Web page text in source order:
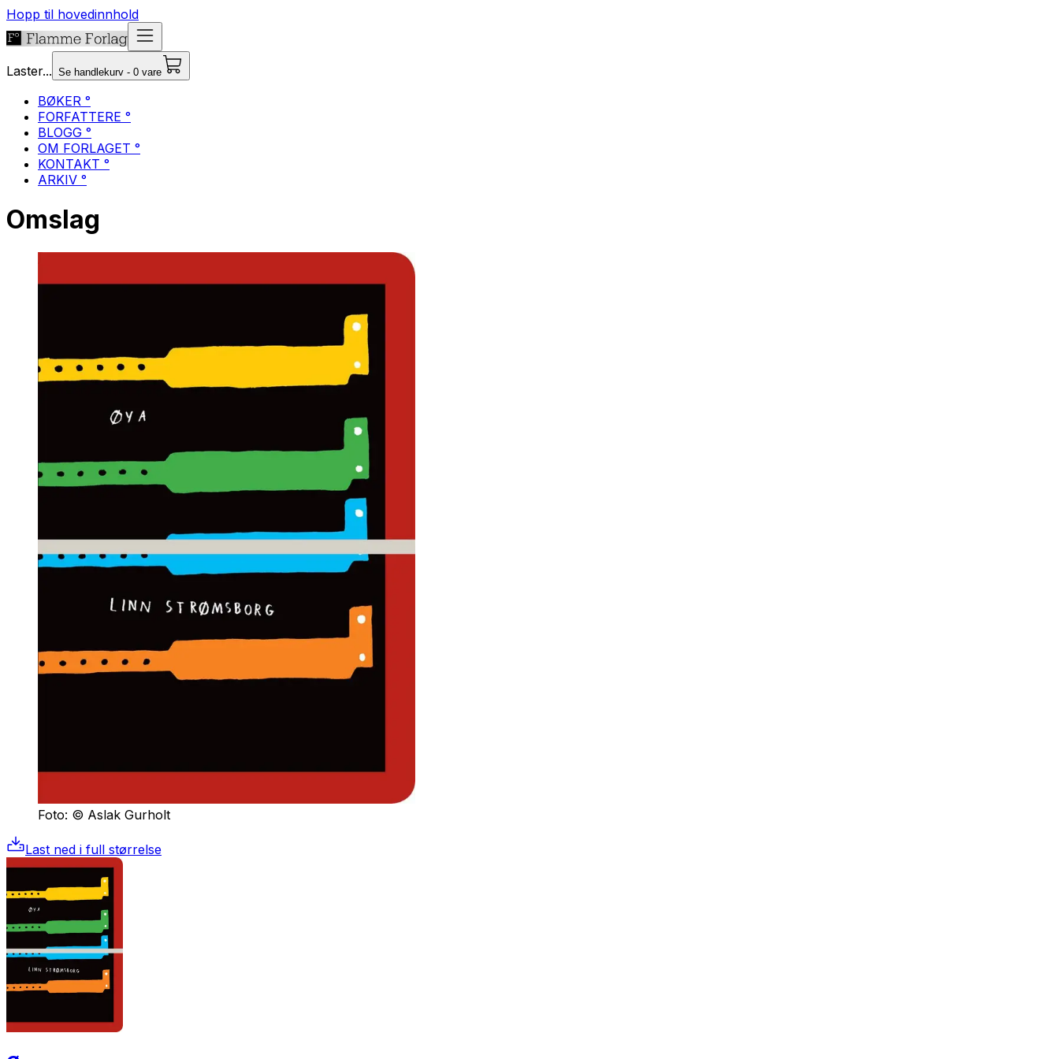
Hopp til hovedinnhold
Laster... Se handlekurv - 0 vare
BØKER °
FORFATTERE °
BLOGG °
OM FORLAGET °
KONTAKT °
ARKIV °
Omslag
Foto: © Aslak Gurholt
Last ned i full størrelse